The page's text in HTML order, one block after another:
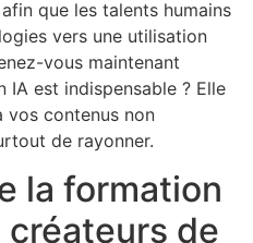
que les talents humains
vers une utilisation
vous maintenant
est indispensable ? Elle
vos contenus non
de rayonner.
la formation
créateurs de